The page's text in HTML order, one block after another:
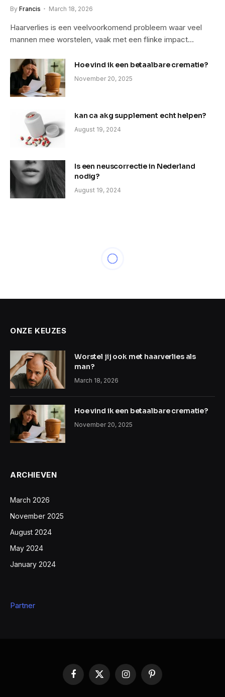
By Francis March 18, 2026
Haarverlies is een veelvoorkomend probleem waar veel
mannen mee worstelen, vaak met een flinke impact…
Hoe vind ik een betaalbare crematie?
November 20, 2025
kan ca akg supplement echt helpen?
August 19, 2024
Is een neuscorrectie in Nederland
nodig?
August 19, 2024
ONZE KEUZES
Worstel jij ook met haarverlies als
man?
March 18, 2026
Hoe vind ik een betaalbare crematie?
November 20, 2025
ARCHIEVEN
March 2026
November 2025
August 2024
May 2024
January 2024
Partner
Facebook
X
(Twitter)
InstagramPinterest